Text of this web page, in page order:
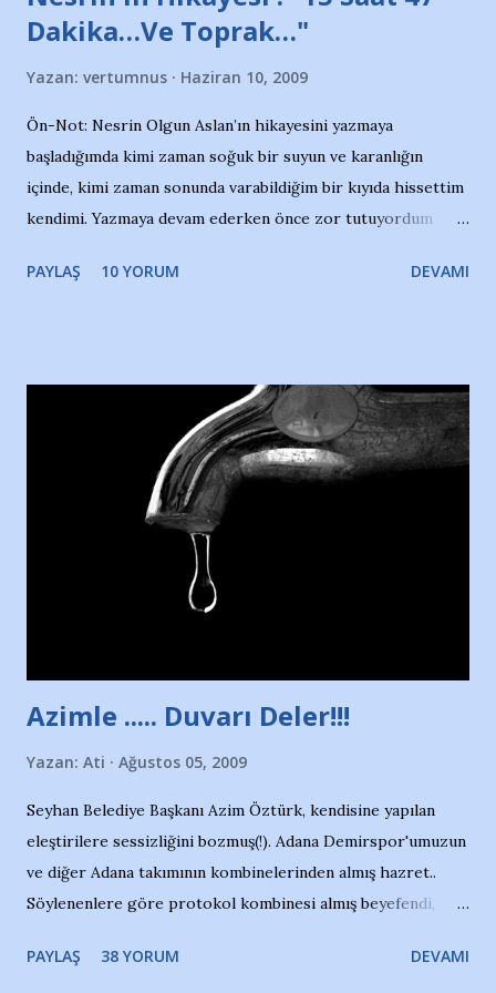
Dakika…Ve Toprak…"
Yazan: vertumnus Haziran 10, 2009
Ön-Not: Nesrin Olgun Aslan’ın hikayesini yazmaya
başladığımda kimi zaman soğuk bir suyun ve karanlığın
içinde, kimi zaman sonunda varabildiğim bir kıyıda hissettim
kendimi. Yazmaya devam ederken önce zor tutuyordum
Yazımı, ağlayarak bitirebildim ancak…Kendisinin web
Nesrin’in Hikayesi’ne başlıyorum… 1964 Adana Yüzme
havuzunun kenarında 7 yaşında kara kuru bir kız çocuğu
duruyor. Havuzun içinde Adana Demirspor Kulübü
yüzücüleri. Erkekler çoğunlukta. Küçük kız etrafına bakıyor.
Sadece 4 kız çocuğu var. Nesrin, Adana Demirspor’un 4
kızından biri oluyor o gün…Giriyor havuza. 1973 – 1975
Adana Nesrin, 16 yaşında. Yüzüyor. 7 yaşında girdiği
Türkiye 3.lüğü var. 17 yaşında mar...
PAYLAŞ 10 YORUM DEVAMI
Azimle ..... Duvarı Deler!!!
Yazan: Ati Ağustos 05, 2009
Seyhan Belediye Başkanı Azim Öztürk, kendisine yapılan
eleştirilere sessizliğini bozmuş(!). Adana Demirspor'umuzun
ve diğer Adana takımının kombinelerinden almış hazret..
Söylenenlere göre protokol kombinesi almış beyefendi,
ki kombineyi Bekir Başkan'dan alırken; dillere destan..
PAYLAŞ 38 YORUM DEVAMI